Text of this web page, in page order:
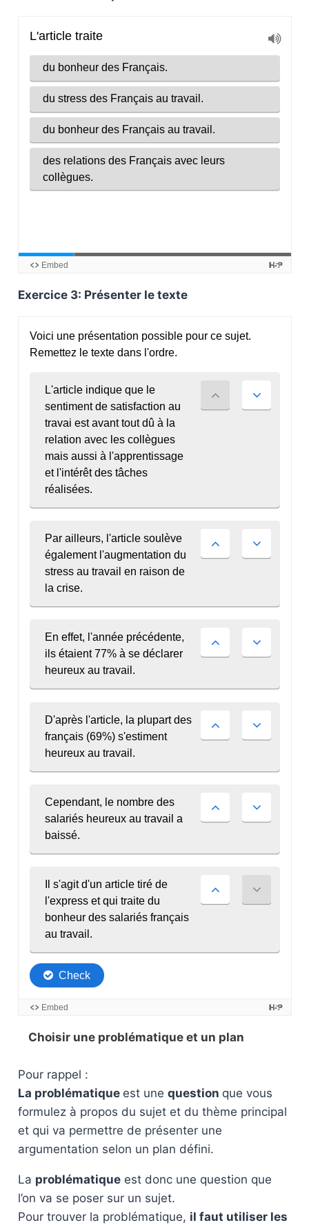
Exercice 3: Présenter le texte
Choisir une problématique et un plan
Pour rappel :
La problématique est une question que vous
formulez à propos du sujet et du thème principal
et qui va permettre de présenter une
argumentation selon un plan défini.
La problématiqueest donc une question que
l’on va se poser sur un sujet.
Pour trouver la problématique, il faut utiliser les